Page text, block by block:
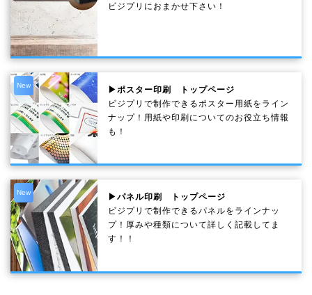
ビジプリにおまかせ下さい！
New
▶ポスター印刷 トップページ
ビジプリで制作できるポスター用紙をライン
ナップ！用紙や印刷についてのお役立ち情報
も！
New
▶パネル印刷 トップページ
ビジプリで制作できるパネルをラインナッ
プ！厚みや種類について詳しく記載してま
す！！